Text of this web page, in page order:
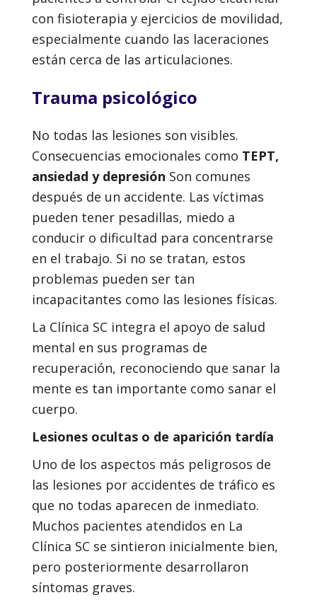
con fisioterapia y ejercicios de movilidad,
especialmente cuando las laceraciones
están cerca de las articulaciones.
Trauma psicológico
No todas las lesiones son visibles.
Consecuencias emocionales como TEPT,
ansiedad y depresión Son comunes
después de un accidente. Las víctimas
pueden tener pesadillas, miedo a
conducir o dificultad para concentrarse
en el trabajo. Si no se tratan, estos
problemas pueden ser tan
incapacitantes como las lesiones físicas.
La Clínica SC integra el apoyo de salud
mental en sus programas de
recuperación, reconociendo que sanar la
mente es tan importante como sanar el
cuerpo.
Lesiones ocultas o de aparición tardía
Uno de los aspectos más peligrosos de
las lesiones por accidentes de tráfico es
que no todas aparecen de inmediato.
Muchos pacientes atendidos en La
Clínica SC se sintieron inicialmente bien,
pero posteriormente desarrollaron
síntomas graves.